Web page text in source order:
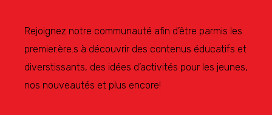
Rejoignez notre communauté afin d’être parmis les
premier.ère.s à découvrir des contenus éducatifs et
diverstissants, des idées d’activités pour les jeunes,
nos nouveautés et plus encore!